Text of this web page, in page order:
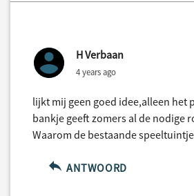
H Verbaan
4 years ago
lijkt mij geen goed idee,alleen het
bankje geeft zomers al de nodige
Waarom de bestaande
ANTWOORD